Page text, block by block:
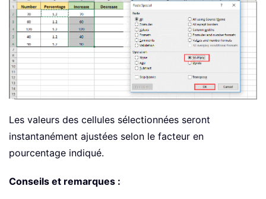
Les valeurs des cellules sélectionnées seront
instantanément ajustées selon le facteur en
pourcentage indiqué.
Conseils et remarques :